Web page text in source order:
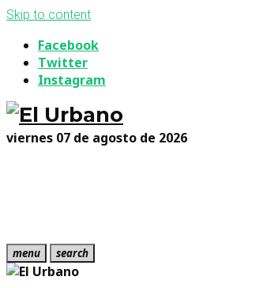
Skip to content
Facebook
Twitter
Instagram
viernes 07 de agosto de 2026
menu search